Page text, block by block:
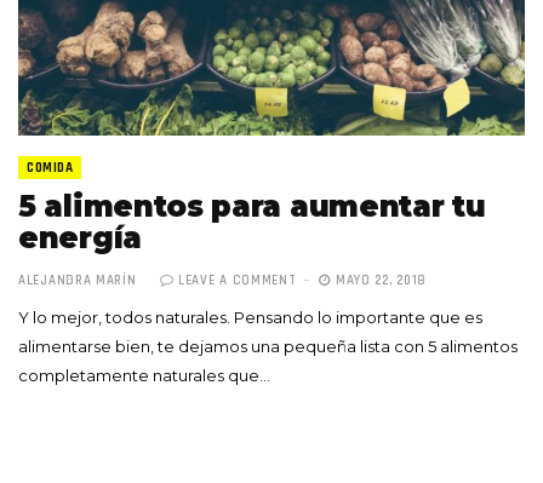
COMIDA
5 alimentos para aumentar tu
energía
ALEJANDRA MARÍN LEAVE A COMMENT MAYO 22, 2018
Y lo mejor, todos naturales. Pensando lo importante que es
alimentarse bien, te dejamos una pequeña lista con 5 alimentos
completamente naturales que…